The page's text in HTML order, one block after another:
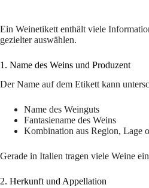
Ein Weinetikett enthält viele
gezielter auswählen.
1. Name des Weins und Produzent
Der Name auf dem Etikett kann
Name des Weinguts
Fantasiename des Weins
Kombination aus Region, Lage
Gerade in Italien tragen viele Weine
2. Herkunft und Appellation